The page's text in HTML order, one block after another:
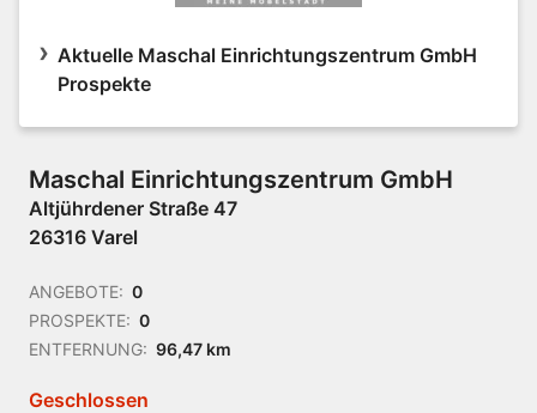
Aktuelle Maschal Einrichtungszentrum GmbH
Prospekte
Maschal Einrichtungszentrum GmbH
Altjührdener Straße 47
26316 Varel
ANGEBOTE: 0
PROSPEKTE: 0
ENTFERNUNG: 96,47 km
Geschlossen